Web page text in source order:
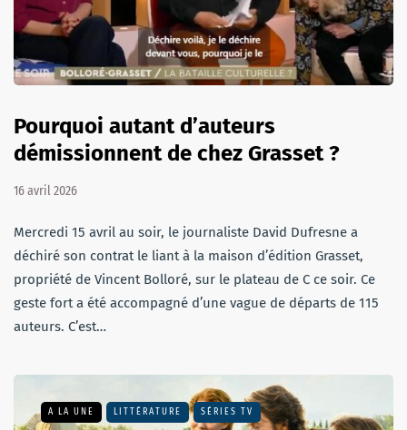
Pourquoi autant d’auteurs
démissionnent de chez Grasset ?
16 avril 2026
Mercredi 15 avril au soir, le journaliste David Dufresne a
déchiré son contrat le liant à la maison d’édition Grasset,
propriété de Vincent Bolloré, sur le plateau de C ce soir. Ce
geste fort a été accompagné d’une vague de départs de 115
auteurs. C’est…
A LA UNE LITTÉRATURE SÉRIES TV